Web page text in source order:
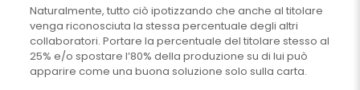
Naturalmente, tutto ciò ipotizzando che anche al titolare
venga riconosciuta la stessa percentuale degli altri
collaboratori. Portare la percentuale del titolare stesso al
25% e/o spostare l’80% della produzione su di lui può
apparire come una buona soluzione solo sulla carta.